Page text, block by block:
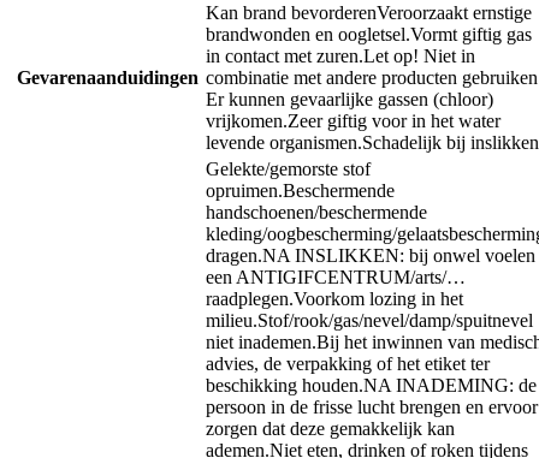
Gevarenaanduidingen
Kan brand bevorderenVeroorzaakt ernstige
brandwonden en oogletsel.Vormt giftig gas
in contact met zuren.Let op! Niet in
combinatie met andere producten
Er kunnen gevaarlijke gassen (chloor)
vrijkomen.Zeer giftig voor in het water
levende organismen.Schadelijk bij
Gelekte/gemorste stof
opruimen.Beschermende
handschoenen/beschermende
kleding/oogbescherming/
dragen.NA INSLIKKEN: bij onwel voelen
een ANTIGIFCENTRUM/arts/…
raadplegen.Voorkom lozing in het
milieu.Stof/rook/gas/nevel/damp/spuitnevel
niet inademen.Bij het inwinnen van
advies, de verpakking of het etiket ter
beschikking houden.NA INADEMING: de
persoon in de frisse lucht brengen en ervoor
zorgen dat deze gemakkelijk kan
ademen.Niet eten, drinken of roken tijdens